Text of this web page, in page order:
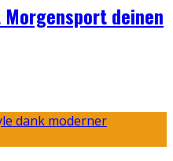
deinen